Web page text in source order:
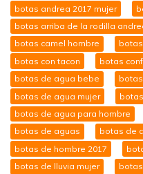
botas andrea 2017 mujer
botas arriba de la rodilla
botas camel hombre
botas con tacon
botas
botas de agua bebe
botas de agua mujer
botas de agua para hombre
botas de aguas
botas de
botas de hombre 2017
botas de lluvia mujer